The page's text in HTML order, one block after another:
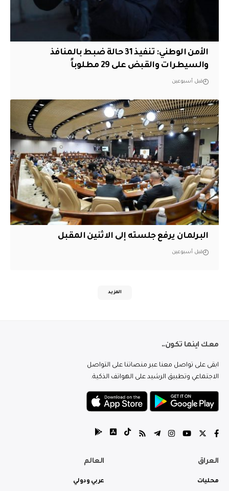
الأمن الوطني: تنفيذ 31 حالة ضبط بالمنافذ
والسيطرات والقبض على 29 مطلوباً
قبل أسبوعين
البرلمان يرفع جلسته إلى الاثنين المقبل
قبل أسبوعين
المزيد
معك اينما تكون..
ابقى على تواصل معنا عبر منصاتنا على التواصل
الاجتماعي وتطبيق الرشيد على الهواتف الذكية.
العراق
محليات
العالم
عربي ودولي